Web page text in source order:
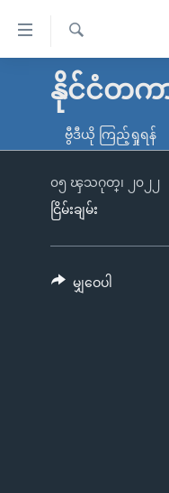
လွယ်ကူ
သည့်
မူလစာမျက်နှာ
ကမ္ဘာ့သတင်းများ
နိုင်ငံတကာ
အမေရိကန်
တရုတ်
အစ္စရေး-ပါလက်စတိုင်း
သတင်းလွတ်လပ်ခွင့်
ရပ်ဝန်းတခု လမ်းတခု
အင်္ဂလိပ်စာလေ့လာမယ်
ရှာဖွေ
ရ
လာ
နိုင်ငံတက
ဗွီဒီယို ကြည့်ရှုရန်
၀၅ ၾသဂုတ္၊ ၂၀၂၂
ငြိမ်းချမ်း
မျှဝေပါ